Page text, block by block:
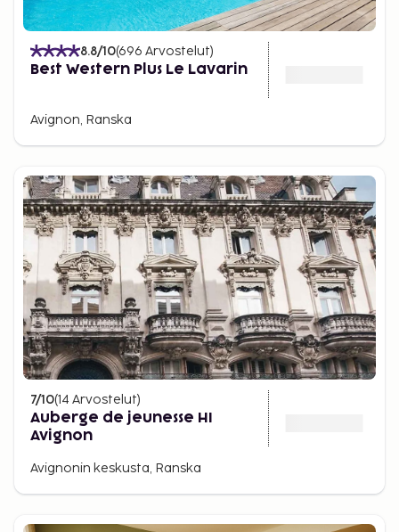
8.8/10(696 Arvostelut)
Best Western Plus Le Lavarin
Avignon, Ranska
7/10(14 Arvostelut)
Auberge de jeunesse HI
Avignon
Avignonin keskusta, Ranska